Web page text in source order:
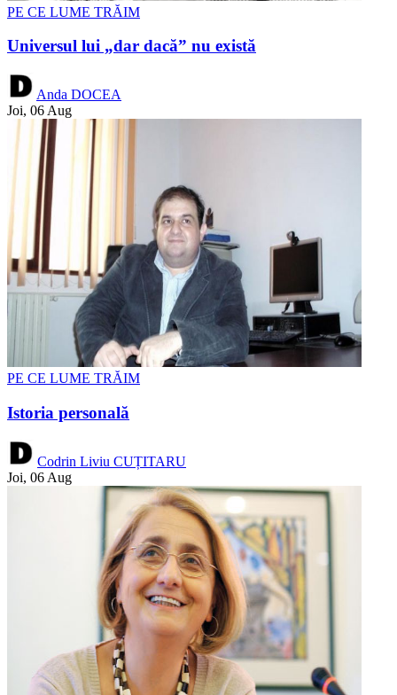
PE CE LUME TRĂIM
Universul lui „dar dacă” nu există
Anda DOCEA
Joi, 06 Aug
PE CE LUME TRĂIM
Istoria personală
Codrin Liviu CUȚITARU
Joi, 06 Aug